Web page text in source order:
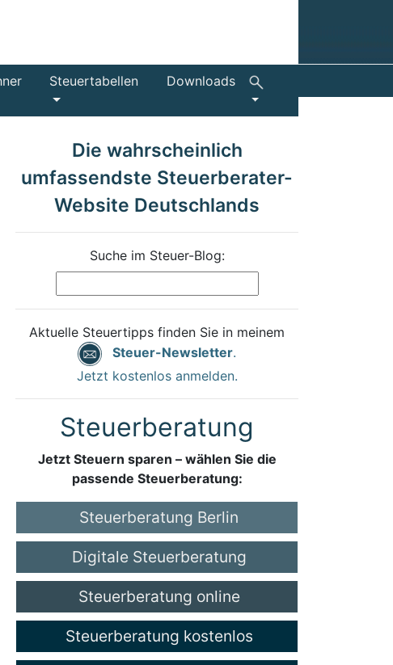
Steuertabellen Downloads
Die wahrscheinlich
umfassendste Steuerberater-
Website Deutschlands
Suche im Steuer-Blog:
Aktuelle Steuertipps finden Sie in meinem
Steuer-Newsletter.
Jetzt kostenlos anmelden.
Steuerberatung
Jetzt Steuern sparen – wählen Sie die
passende Steuerberatung:
Steuerberatung Berlin
Digitale Steuerberatung
Steuerberatung online
Steuerberatung kostenlos